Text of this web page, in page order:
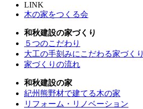
LINK
木の家をつくる会
和秋建設の家づくり
５つのこだわり
大工の手刻みにこだわる家づくり
家づくりの流れ
和秋建設の家
紀州熊野材で建てる木の家
リフォーム・リノベーション